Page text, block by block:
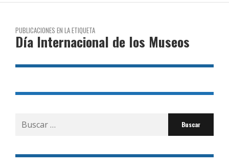
PUBLICACIONES EN LA ETIQUETA
Día Internacional de los Museos
Buscar
por: